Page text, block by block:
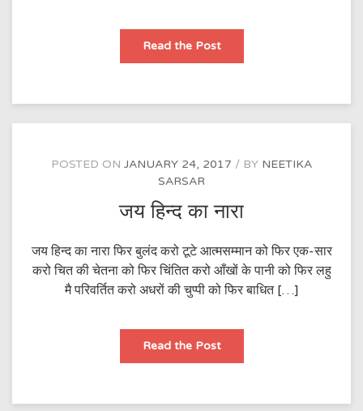
Read the Postदेश
स्वर्ग
POSTED ON JANUARY 24, 2017 BY NEETIKA
SARSAR
जय हिन्द का नारा
जय हिन्द का नारा फिर बुलंद करो टूटे आत्मसम्मान को फिर एक-सार
करो चित की चेतना को फिर चिंतित करो आँखों के पानी को फिर लहु
मै परिवर्तित करो अधरों की चुप्पी को फिर बाधित […]
Read the Postजय
का